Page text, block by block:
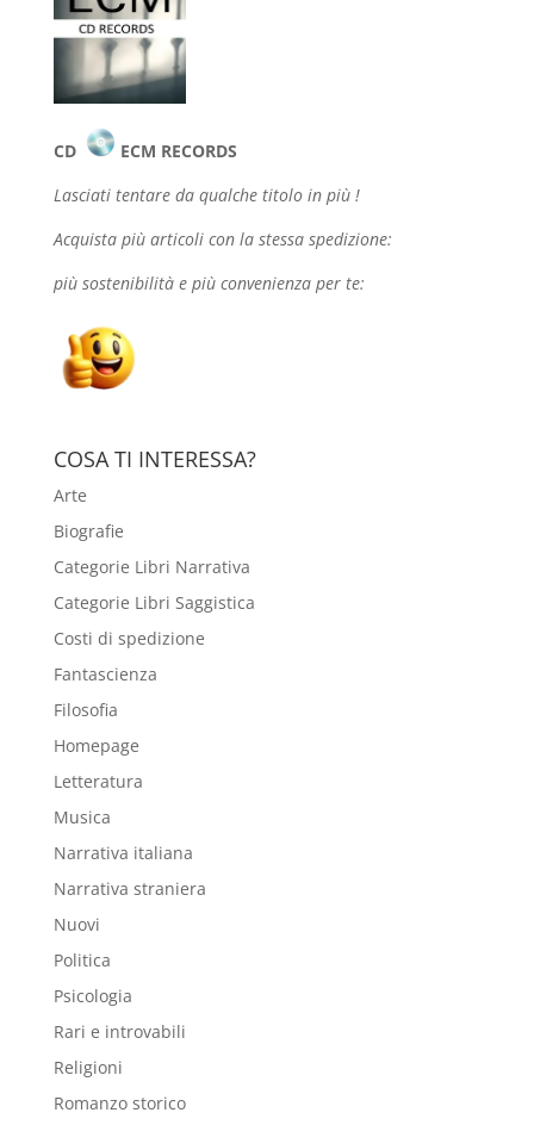
CD
ECM RECORDS
Lasciati tentare da qualche titolo in più !
Acquista più articoli con la stessa spedizione:
più sostenibilità e più convenienza per te:
COSA TI INTERESSA?
Arte
Biografie
Categorie Libri Narrativa
Categorie Libri Saggistica
Costi di spedizione
Fantascienza
Filosofia
Homepage
Letteratura
Musica
Narrativa italiana
Narrativa straniera
Nuovi
Politica
Psicologia
Rari e introvabili
Religioni
Romanzo storico